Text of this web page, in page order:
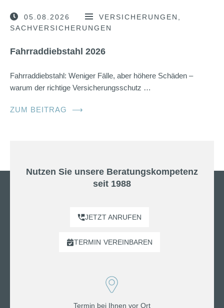
05.08.2026
VERSICHERUNGEN
SACHVERSICHERUNGEN
Fahrraddiebstahl 2026
Fahrraddiebstahl: Weniger Fälle, aber höhere Schäden –
warum der richtige Versicherungsschutz …
ZUM BEITRAG ⟶
Nutzen Sie unsere Beratungskompetenz
seit 1988
JETZT ANRUFEN
TERMIN VEREINBAREN
Termin bei Ihnen vor Ort